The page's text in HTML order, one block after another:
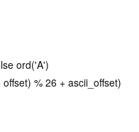
ord('A')
% 26 + ascii_offset)